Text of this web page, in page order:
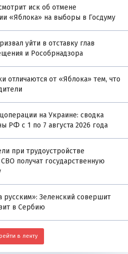
иск об отмене
«Яблока» на выборы в Госдуму
уйти в отставку глав
и Рособрнадзора
отличаются от «Яблока» тем, что
на Украине: сводка
РФ с 1 по 7 августа 2026 года
при трудоустройстве
получат государственную
русским»: Зеленский совершит
в Сербию
в ленту